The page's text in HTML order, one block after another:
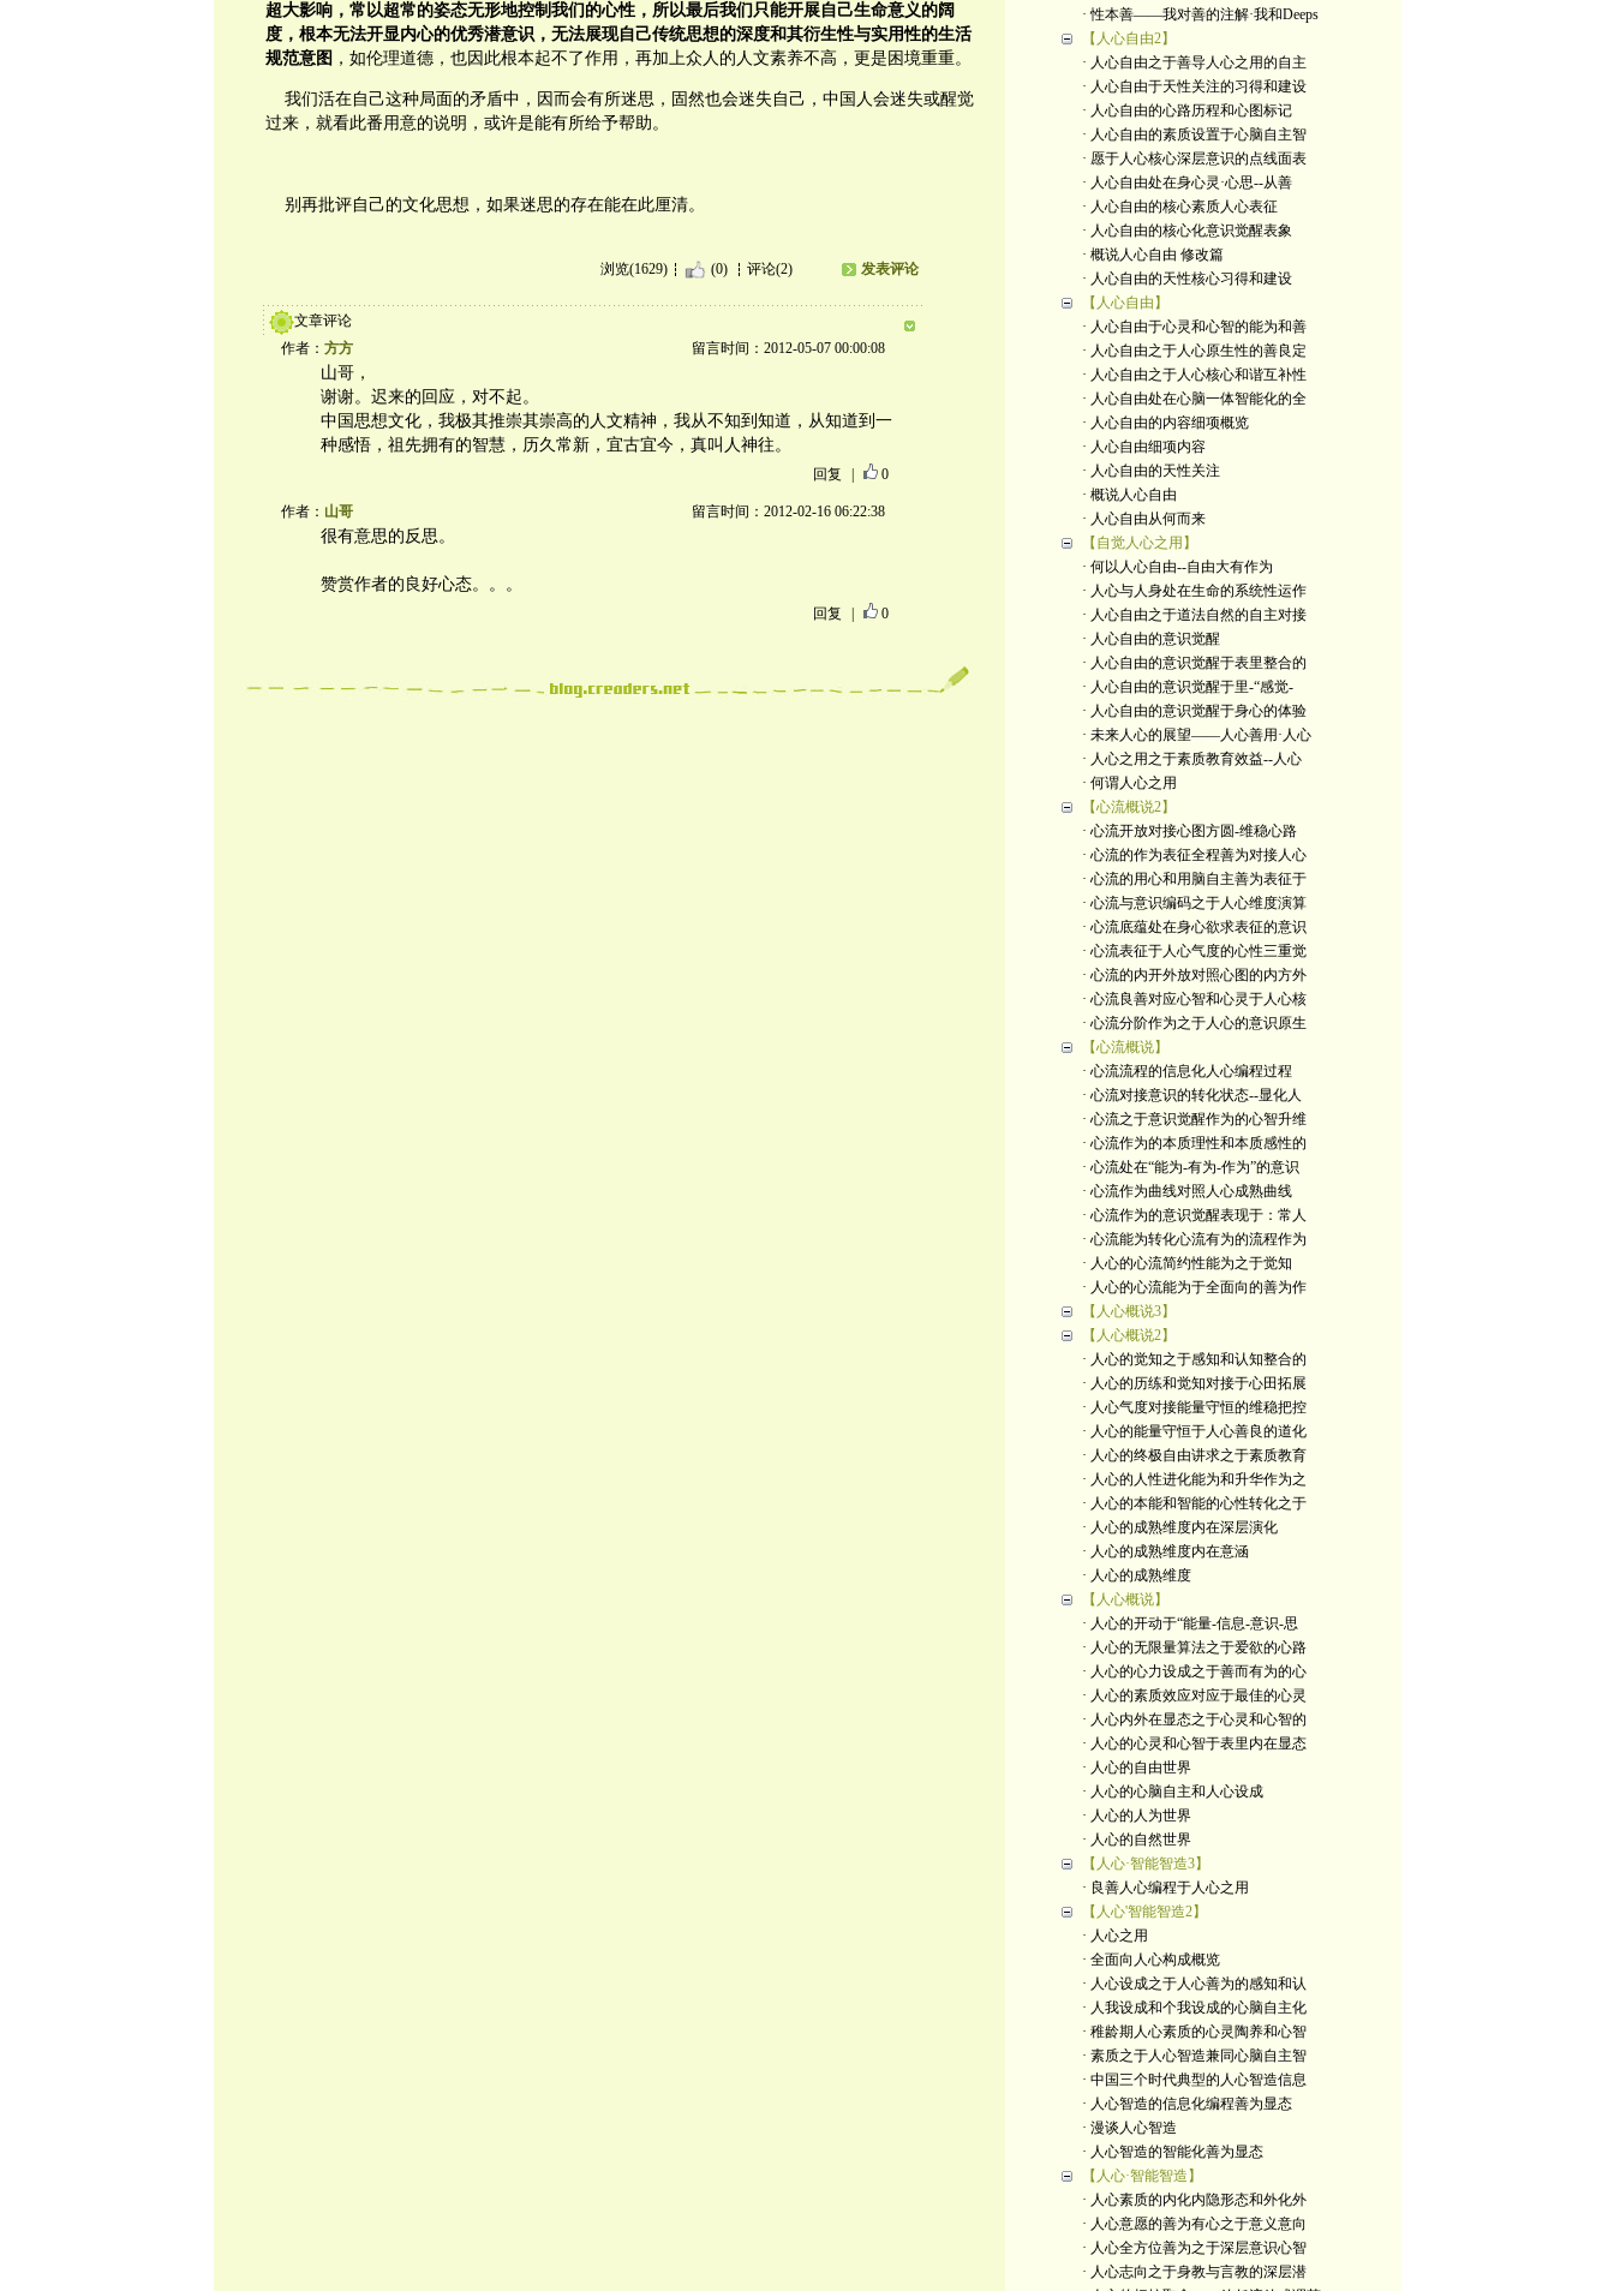
超大影响，常以超常的姿态无形地控制我们的心性，所以最后我们只能开展自己生命意义的阔
度，根本无法开显内心的优秀潜意识，无法展现自己传统思想的深度和其衍生性与实用性的生活
规范意图 ，如伦理道德，也因此根本起不了作用，再加上众人的人文素养不高，更是困境重重。
我们活在自己这种局面的矛盾中，因而会有所迷思，固然也会迷失自己，中国人会迷失或醒觉
过来，就看此番用意的说明，或许是能有所给予帮助。
别再批评自己的文化思想，如果迷思的存在能在此厘清。
浏览(1629) (0) 评论(2) 发表评论
文章评论
作者： 方方 留言时间：2012-05-07 00:00:08
山哥，
谢谢。迟来的回应，对不起。
中国思想文化，我极其推崇其崇高的人文精神，我从不知到知道，从知道到一
种感悟，祖先拥有的智慧，历久常新，宜古宜今，真叫人神往。
回复 0
作者： 山哥 留言时间：2012-02-16 06:22:38
很有意思的反思。
赞赏作者的良好心态。。。
回复 0
· 性本善——我对善的注解·我和Deeps
【人心自由2】
· 人心自由之于善导人心之用的自主
· 人心自由于天性关注的习得和建设
· 人心自由的心路历程和心图标记
· 人心自由的素质设置于心脑自主智
· 愿于人心核心深层意识的点线面表
· 人心自由处在身心灵·心思--从善
· 人心自由的核心素质人心表征
· 人心自由的核心化意识觉醒表象
· 概说人心自由 修改篇
· 人心自由的天性核心习得和建设
【人心自由】
· 人心自由于心灵和心智的能为和善
· 人心自由之于人心原生性的善良定
· 人心自由之于人心核心和谐互补性
· 人心自由处在心脑一体智能化的全
· 人心自由的内容细项概览
· 人心自由细项内容
· 人心自由的天性关注
· 概说人心自由
· 人心自由从何而来
【自觉人心之用】
· 何以人心自由--自由大有作为
· 人心与人身处在生命的系统性运作
· 人心自由之于道法自然的自主对接
· 人心自由的意识觉醒
· 人心自由的意识觉醒于表里整合的
· 人心自由的意识觉醒于里-“感觉-
· 人心自由的意识觉醒于身心的体验
· 未来人心的展望——人心善用·人心
· 人心之用之于素质教育效益--人心
· 何谓人心之用
【心流概说2】
· 心流开放对接心图方圆-维稳心路
· 心流的作为表征全程善为对接人心
· 心流的用心和用脑自主善为表征于
· 心流与意识编码之于人心维度演算
· 心流底蕴处在身心欲求表征的意识
· 心流表征于人心气度的心性三重觉
· 心流的内开外放对照心图的内方外
· 心流良善对应心智和心灵于人心核
· 心流分阶作为之于人心的意识原生
【心流概说】
· 心流流程的信息化人心编程过程
· 心流对接意识的转化状态--显化人
· 心流之于意识觉醒作为的心智升维
· 心流作为的本质理性和本质感性的
· 心流处在“能为-有为-作为”的意识
· 心流作为曲线对照人心成熟曲线
· 心流作为的意识觉醒表现于：常人
· 心流能为转化心流有为的流程作为
· 人心的心流简约性能为之于觉知
· 人心的心流能为于全面向的善为作
【人心概说3】
【人心概说2】
· 人心的觉知之于感知和认知整合的
· 人心的历练和觉知对接于心田拓展
· 人心气度对接能量守恒的维稳把控
· 人心的能量守恒于人心善良的道化
· 人心的终极自由讲求之于素质教育
· 人心的人性进化能为和升华作为之
· 人心的本能和智能的心性转化之于
· 人心的成熟维度内在深层演化
· 人心的成熟维度内在意涵
· 人心的成熟维度
【人心概说】
· 人心的开动于“能量-信息-意识-思
· 人心的无限量算法之于爱欲的心路
· 人心的心力设成之于善而有为的心
· 人心的素质效应对应于最佳的心灵
· 人心内外在显态之于心灵和心智的
· 人心的心灵和心智于表里内在显态
· 人心的自由世界
· 人心的心脑自主和人心设成
· 人心的人为世界
· 人心的自然世界
【人心·智能智造3】
· 良善人心编程于人心之用
【人心'智能智造2】
· 人心之用
· 全面向人心构成概览
· 人心设成之于人心善为的感知和认
· 人我设成和个我设成的心脑自主化
· 稚龄期人心素质的心灵陶养和心智
· 素质之于人心智造兼同心脑自主智
· 中国三个时代典型的人心智造信息
· 人心智造的信息化编程善为显态
· 漫谈人心智造
· 人心智造的智能化善为显态
【人心·智能智造】
· 人心素质的内化内隐形态和外化外
· 人心意愿的善为有心之于意义意向
· 人心全方位善为之于深层意识心智
· 人心志向之于身教与言教的深层潜